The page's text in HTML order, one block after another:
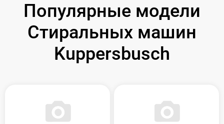
Популярные модели
Стиральных машин
Kuppersbusch